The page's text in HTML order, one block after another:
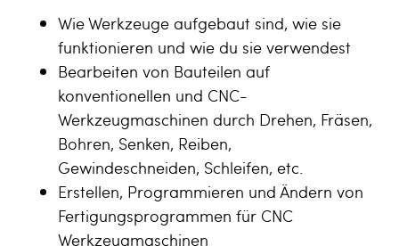
Wie Werkzeuge aufgebaut sind, wie sie
funktionieren und wie du sie verwendest
Bearbeiten von Bauteilen auf
konventionellen und CNC-
Werkzeugmaschinen durch Drehen, Fräsen,
Bohren, Senken, Reiben,
Gewindeschneiden, Schleifen, etc.
Erstellen, Programmieren und Ändern von
Fertigungsprogrammen für CNC
Werkzeugmaschinen